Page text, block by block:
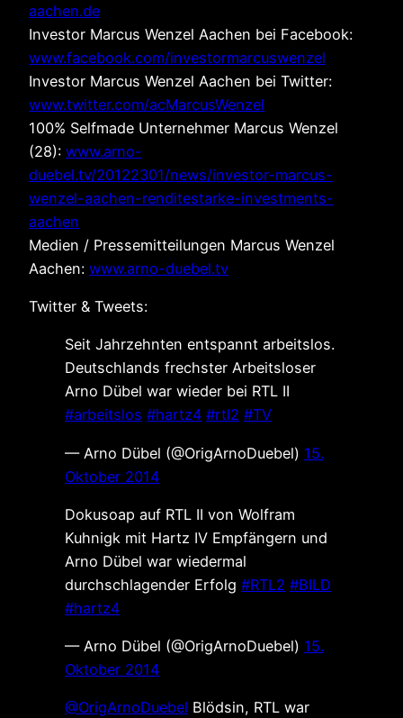
aachen.de
Investor Marcus Wenzel Aachen bei Facebook:
www.facebook.com/investormarcuswenzel
Investor Marcus Wenzel Aachen bei Twitter:
www.twitter.com/acMarcusWenzel
100% Selfmade Unternehmer Marcus Wenzel
(28): www.arno-
duebel.tv/20122301/news/investor-marcus-
wenzel-aachen-renditestarke-investments-
aachen
Medien / Pressemitteilungen Marcus Wenzel
Aachen: www.arno-duebel.tv
Twitter & Tweets:
Seit Jahrzehnten entspannt arbeitslos.
Deutschlands frechster Arbeitsloser
Arno Dübel war wieder bei RTL II
#arbeitslos #hartz4 #rtl2 #TV
— Arno Dübel (@OrigArnoDuebel) 15.
Oktober 2014
Dokusoap auf RTL II von Wolfram
Kuhnigk mit Hartz IV Empfängern und
Arno Dübel war wiedermal
durchschlagender Erfolg #RTL2 #BILD
#hartz4
— Arno Dübel (@OrigArnoDuebel) 15.
Oktober 2014
@OrigArnoDuebel Blödsin, RTL war